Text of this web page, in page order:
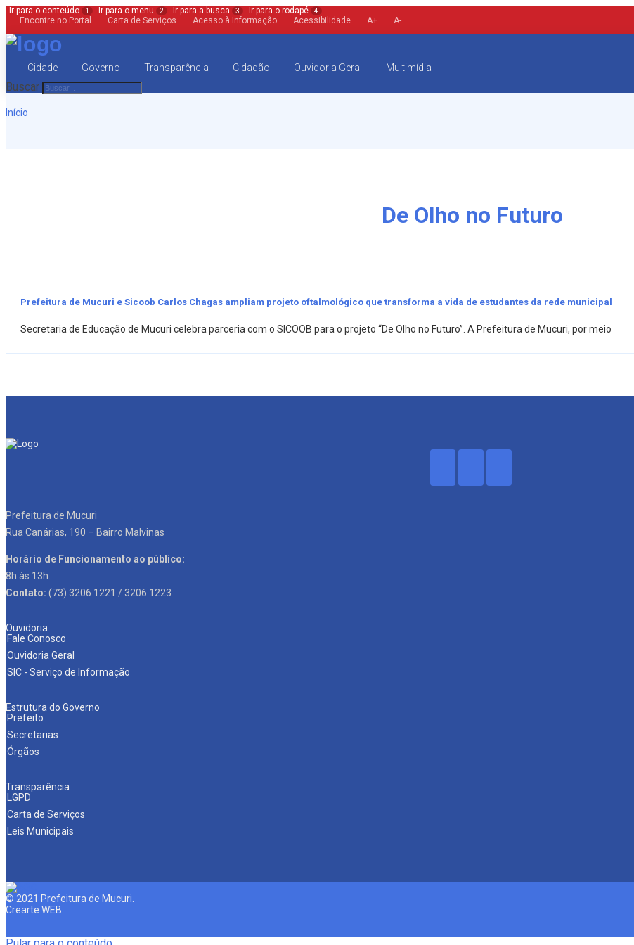
Ir para o conteúdo 1 Ir para o menu 2 Ir para a busca 3 Ir para o rodapé 4
Encontre no Portal Carta de Serviços Acesso à Informação Acessibilidade A+ A-
Cidade Governo Transparência Cidadão Ouvidoria Geral Multimídia
Buscar
Início
De Olho no Futuro
Prefeitura de Mucuri e Sicoob Carlos Chagas ampliam projeto oftalmológico que transforma a vida de estudantes da rede municipal
Secretaria de Educação de Mucuri celebra parceria com o SICOOB para o projeto “De Olho no Futuro”. A Prefeitura de Mucuri, por meio
Prefeitura de Mucuri
Rua Canárias, 190 – Bairro Malvinas
Horário de Funcionamento ao público:
8h às 13h.
Contato: (73) 3206 1221 / 3206 1223
Ouvidoria
Fale Conosco
Ouvidoria Geral
SIC - Serviço de Informação
Estrutura do Governo
Prefeito
Secretarias
Órgãos
Transparência
LGPD
Carta de Serviços
Leis Municipais
© 2021 Prefeitura de Mucuri.
Crearte WEB